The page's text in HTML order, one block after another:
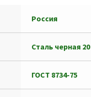
Россия
Сталь черная 20
ГОСТ 8734-75